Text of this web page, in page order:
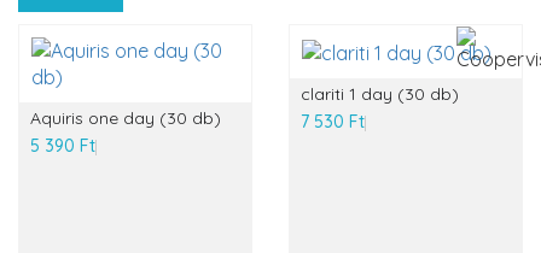
Aquiris one day (30 db)
5 390 Ft
clariti 1 day (30 db)
7 530 Ft